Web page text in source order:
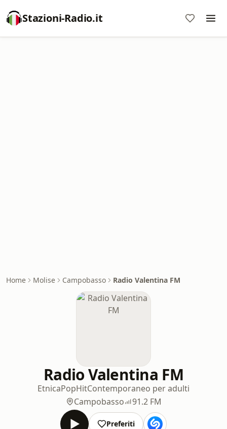
Stazioni-Radio.it
Home Molise Campobasso Radio Valentina FM
Radio Valentina FM
EtnicaPopHitContemporaneo per adulti
Campobasso
91.2 FM
Preferiti